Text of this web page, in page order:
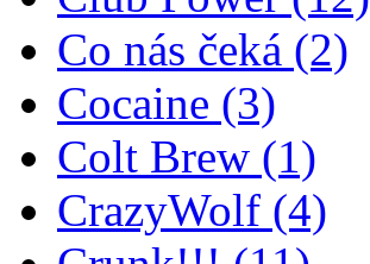
Co nás čeká (2)
Cocaine (3)
Colt Brew (1)
CrazyWolf (4)